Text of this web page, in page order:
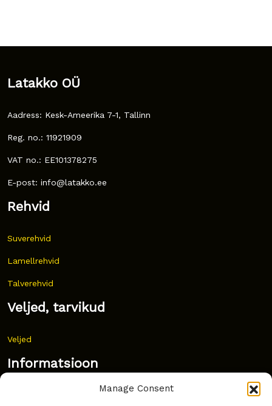
Manage Consent
Latakko OÜ
Aadress: Kesk-Ameerika 7-1, Tallinn
Reg. no.: 11921909
VAT no.: EE101378275
E-post: info@latakko.ee
Rehvid
Suverehvid
Lamellrehvid
Talverehvid
Veljed, tarvikud
Veljed
Informatsioon